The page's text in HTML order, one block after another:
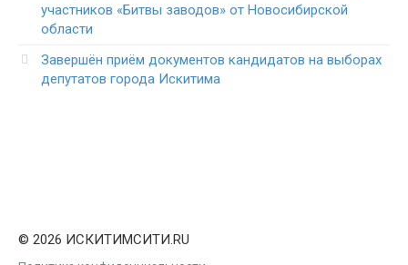
участников «Битвы заводов» от Новосибирской
области
Завершён приём документов кандидатов на выборах
депутатов города Искитима
© 2026 ИСКИТИМСИТИ.RU